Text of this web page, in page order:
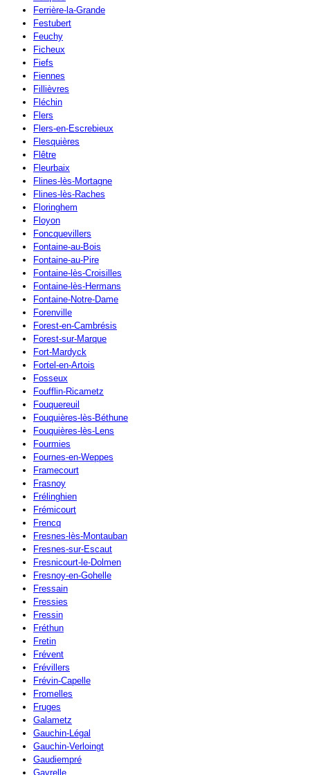
Ferrière-la-Grande
Festubert
Feuchy
Ficheux
Fiefs
Fiennes
Fillièvres
Fléchin
Flers
Flers-en-Escrebieux
Flesquières
Flêtre
Fleurbaix
Flines-lès-Mortagne
Flines-lès-Raches
Floringhem
Floyon
Foncquevillers
Fontaine-au-Bois
Fontaine-au-Pire
Fontaine-lès-Croisilles
Fontaine-lès-Hermans
Fontaine-Notre-Dame
Forenville
Forest-en-Cambrésis
Forest-sur-Marque
Fort-Mardyck
Fortel-en-Artois
Fosseux
Foufflin-Ricametz
Fouquereuil
Fouquières-lès-Béthune
Fouquières-lès-Lens
Fourmies
Fournes-en-Weppes
Framecourt
Frasnoy
Frélinghien
Frémicourt
Frencq
Fresnes-lès-Montauban
Fresnes-sur-Escaut
Fresnicourt-le-Dolmen
Fresnoy-en-Gohelle
Fressain
Fressies
Fressin
Fréthun
Fretin
Frévent
Frévillers
Frévin-Capelle
Fromelles
Fruges
Galametz
Gauchin-Légal
Gauchin-Verloingt
Gaudiempré
Gavrelle